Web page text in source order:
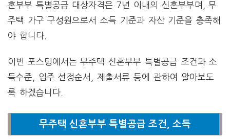
혼부부 특별공급 대상자격은 7년 이내의 신혼부부며, 무
주택 가구 구성원으로서 소득 기준과 자산 기준을 충족해
야 합니다.
이번 포스팅에서는 무주택 신혼부부 특별공급 조건과 소
득수준, 입주 선정순서, 제출서류 등에 관하여 알아보도
록 하겠습니다.
무주택 신혼부부 특별공급 조건, 소득